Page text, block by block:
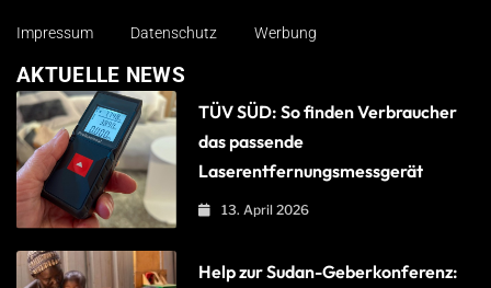
Impressum Datenschutz Werbung
AKTUELLE NEWS
TÜV SÜD: So finden Verbraucher
das passende
Laserentfernungsmessgerät
13. April 2026
Help zur Sudan-Geberkonferenz: